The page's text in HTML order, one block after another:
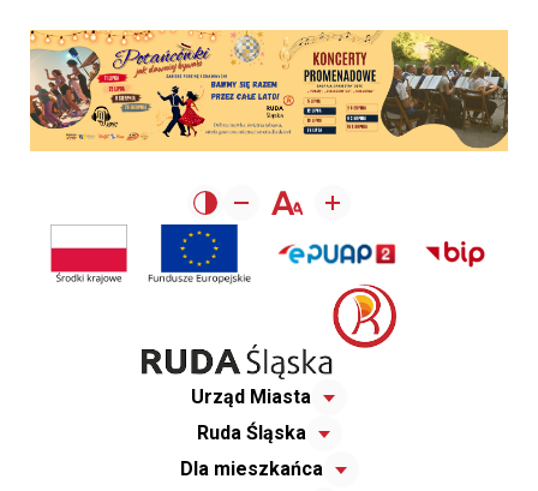
Urząd Miasta
Ruda Śląska
Dla mieszkańca